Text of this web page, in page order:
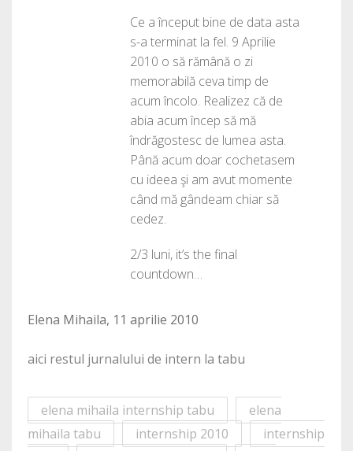
Ce a început bine de data asta
s-a terminat la fel. 9 Aprilie
2010 o să rămână o zi
memorabilă ceva timp de
acum încolo. Realizez că de
abia acum încep să mă
îndrăgostesc de lumea asta.
Până acum doar cochetasem
cu ideea şi am avut momente
când mă gândeam chiar să
cedez.
2/3 luni, it’s the final
countdown…
Elena Mihaila, 11 aprilie 2010
aici restul jurnalului de intern la tabu
elena mihaila internship tabu
elena
mihaila tabu
internship 2010
internship